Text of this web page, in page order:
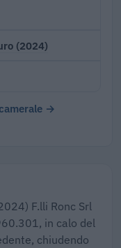
(2024)
→
F.lli Ronc Srl
in calo del
chiudendo